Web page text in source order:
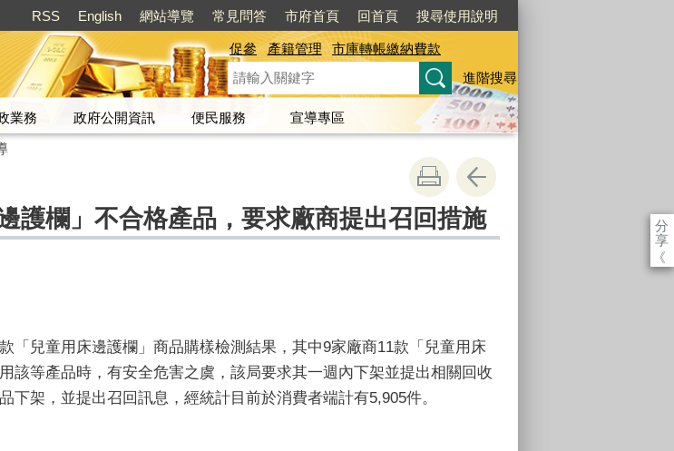
RSS English 網站導覽 常見問答 市府首頁 回首頁 搜尋使用說明
促參 產籍管理
市庫轉帳繳納費款
進階搜尋
業務 政府公開資訊 便民服務
宣導專區
分
享
《
護欄」不合格產品，要求廠商提出召回措施
「兒童用床邊護欄」商品購樣檢測結果，其中9家廠商11款「兒童用床
該等產品時，有安全危害之虞，該局要求其一週內下架並提出相關回收
架，並提出召回訊息，經統計目前於消費者端計有5,905件。